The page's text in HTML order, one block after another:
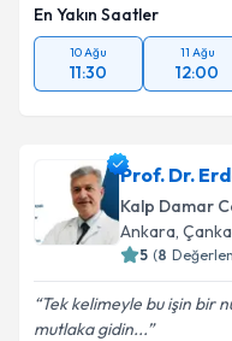
En Yakın Saatler
10 Ağu
11:30
11 Ağu
12:00
Prof. Dr.
Kalp Damar
Ankara,
5 (8
Tek kelimeyle bu işin bir
mutlaka gidin...